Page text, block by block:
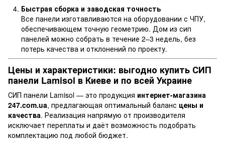
Быстрая сборка и заводская точность
Все панели изготавливаются на оборудовании с ЧПУ,
обеспечивающем точную геометрию. Дом из сип
панелей можно собрать в течение 2–3 недель, без
потерь качества и отклонений по проекту.
Цены и характеристики: выгодно купить СИП
панели Lamisol в Киеве и по всей Украине
СИП панели Lamisol — это продукция интернет-магазина
247.com.ua, предлагающая оптимальный баланс цены и
качества. Реализация напрямую от производителя
исключает переплаты и даёт возможность подобрать
комплектацию под любой бюджет.